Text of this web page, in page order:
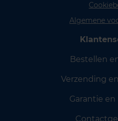
Algemene
Bestellen
Verzending
Garantie